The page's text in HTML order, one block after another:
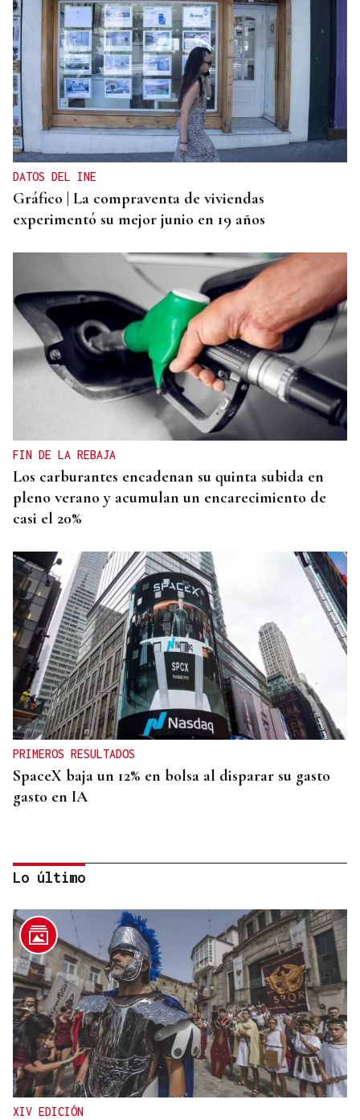
DATOS DEL INE
Gráfico | La compraventa de viviendas
experimentó su mejor junio en 19 años
FIN DE LA REBAJA
Los carburantes encadenan su quinta subida en
pleno verano y acumulan un encarecimiento de
casi el 20%
PRIMEROS RESULTADOS
SpaceX baja un 12% en bolsa al disparar su gasto
gasto en IA
INVESTIGACIÓN
Una nueva tecnología utiliza la IA para optimizar
cultivos
Lo último
XIV EDICIÓN